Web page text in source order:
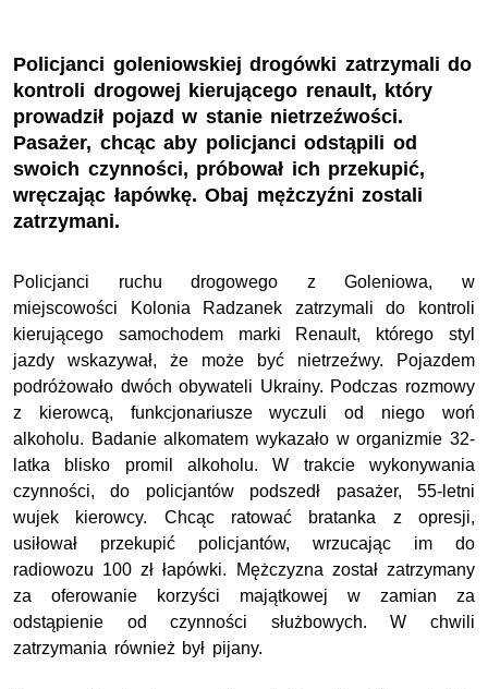
Policjanci goleniowskiej drogówki zatrzymali do
kontroli drogowej kierującego renault, który
prowadził pojazd w stanie nietrzeźwości.
Pasażer, chcąc aby policjanci odstąpili od
swoich czynności, próbował ich przekupić,
wręczając łapówkę. Obaj mężczyźni zostali
zatrzymani.
Policjanci ruchu drogowego z Goleniowa, w
miejscowości Kolonia Radzanek zatrzymali do kontroli
kierującego samochodem marki Renault, którego styl
jazdy wskazywał, że może być nietrzeźwy. Pojazdem
podróżowało dwóch obywateli Ukrainy. Podczas rozmowy
z kierowcą, funkcjonariusze wyczuli od niego woń
alkoholu. Badanie alkomatem wykazało w organizmie 32-
latka blisko promil alkoholu. W trakcie wykonywania
czynności, do policjantów podszedł pasażer, 55-letni
wujek kierowcy. Chcąc ratować bratanka z opresji,
usiłował przekupić policjantów, wrzucając im do
radiowozu 100 zł łapówki. Mężczyzna został zatrzymany
za oferowanie korzyści majątkowej w zamian za
odstąpienie od czynności służbowych. W chwili
zatrzymania również był pijany.